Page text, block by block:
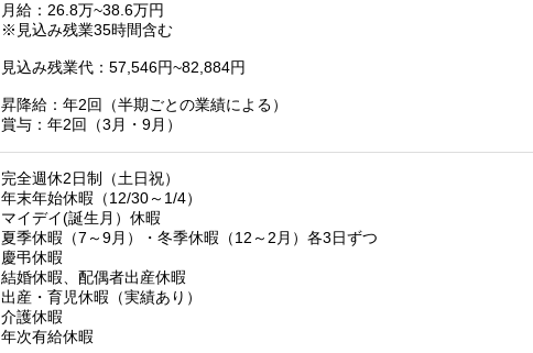
月給：26.8万~38.6万円
※見込み残業35時間含む
見込み残業代：57,546円~82,884円
昇降給：年2回（半期ごとの業績による）
賞与：年2回（3月・9月）
完全週休2日制（土日祝）
年末年始休暇（12/30～1/4）
マイデイ(誕生月）休暇
夏季休暇（7～9月）・冬季休暇（12～2月）各3日ずつ
慶弔休暇
結婚休暇、配偶者出産休暇
出産・育児休暇（実績あり）
介護休暇
年次有給休暇